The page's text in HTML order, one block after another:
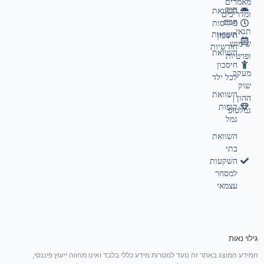
השוואת
פוליסות
חיסכון
השוואת
חיסכון
לכל ילד
השוואת
קופות
גמל
השוואת
בתי
השקעות
למסחר
עצמאי
מאמרים
ומדריכים
תנאי
שימוש
ופרטיות
מעקב
שוק
ההון |
גמלטופ
תיק
חכם
תשואות
חודשיות
גילוי נאות
המידע המוצג באתר זה נועד למטרות מידע כללי בלבד ואינו מהווה ייעוץ פיננסי,